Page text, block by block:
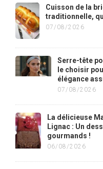
Cuisson de la
traditionnelle,
07/08/2026
Serre-tête
le choisir
élégance
07/08/2026
La délicieuse
Lignac : Un
gourmands !
06/08/2026